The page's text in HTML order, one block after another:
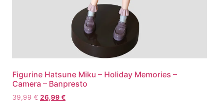
Figurine Hatsune Miku – Holiday Memories –
Camera – Banpresto
39,99€ 26,99€